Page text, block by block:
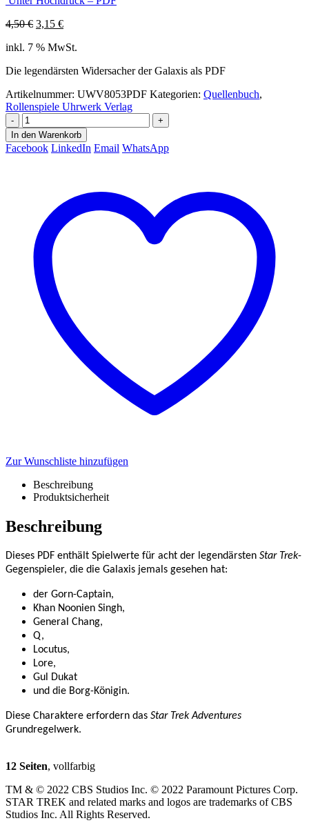
4,50€ Ursprünglicher
war:
3,15 €Aktueller
ist:
inkl. 7 % MwSt.
Die legendärsten Widersacher der Galaxis als PDF
Artikelnummer: UWV8053PDF Kategorien: Quellenbuch,
Rollenspiele Uhrwerk Verlag
-
+
In den Warenkorb
Facebook LinkedIn Email WhatsApp
Zur Wunschliste hinzufügen
Beschreibung
Produktsicherheit
Beschreibung
Dieses PDF enthält Spielwerte für acht der legendärsten Star Trek-
Gegenspieler, die die Galaxis jemals gesehen hat:
der Gorn-Captain,
Khan Noonien Singh,
General Chang,
Q,
Locutus,
Lore,
Gul Dukat
und die Borg-Königin.
Diese Charaktere erfordern das Star Trek Adventures
Grundregelwerk.
12 Seiten, vollfarbig
TM & © 2022 CBS Studios Inc. © 2022 Paramount Pictures Corp.
STAR TREK and related marks and logos are trademarks of CBS
Studios Inc. All Rights Reserved.